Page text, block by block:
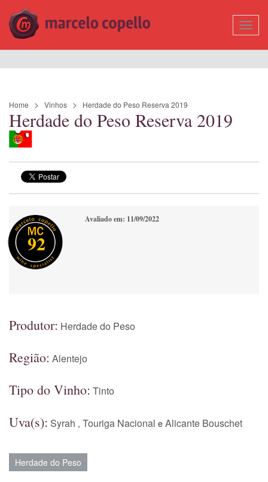
Home Vinhos Herdade do Peso Reserva 2019
Herdade do Peso Reserva 2019
92
Avaliado em: 11/09/2022
Produtor: Herdade do Peso
Região: Alentejo
Tipo do Vinho: Tinto
Uva(s): Syrah , Touriga Nacional e Alicante Bouschet
Herdade do Peso